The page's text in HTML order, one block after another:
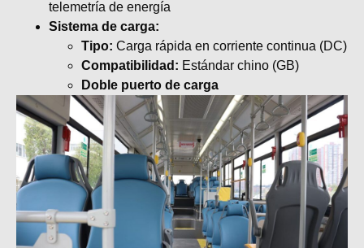
telemetría de energía
Sistema de carga:
Tipo: Carga rápida en corriente continua (DC)
Compatibilidad: Estándar chino (GB)
Doble puerto de carga